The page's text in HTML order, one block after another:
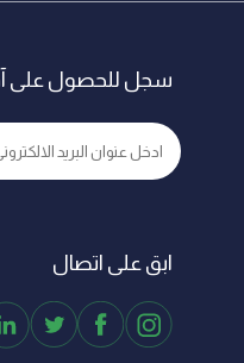
سجل للحصول على آخر
ابق على اتصال